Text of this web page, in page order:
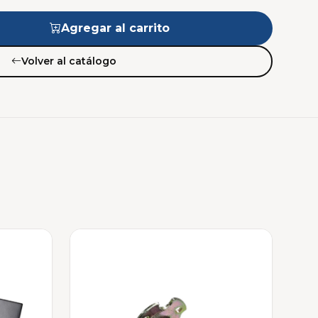
Agregar al carrito
Volver al catálogo